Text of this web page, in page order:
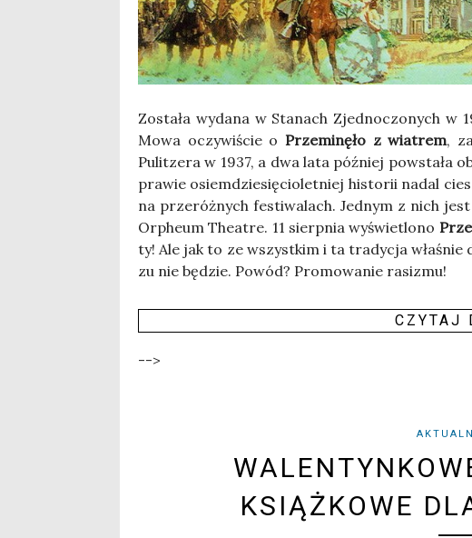
Zosta­ła wyda­na w Sta­nach Zjed­no­czo­nych w
Mowa oczy­wi­ście o Prze­mi­nę­ło z wia­trem,
Pulit­ze­ra w 1937, a dwa lata póź­niej powsta­ła
pra­wie osiem­dzie­się­cio­let­niej histo­rii nadal
na prze­róż­nych festi­wa­lach. Jed­nym z nich
Orpheum The­atre. 11 sierp­nia wyświe­tlo­no
ty! Ale jak to ze wszyst­kim i ta tra­dy­cja
zu nie będzie. Powód? Pro­mo­wa­nie rasi­zmu!
CZY­TAJ
-->
KSIĄŻKOWE